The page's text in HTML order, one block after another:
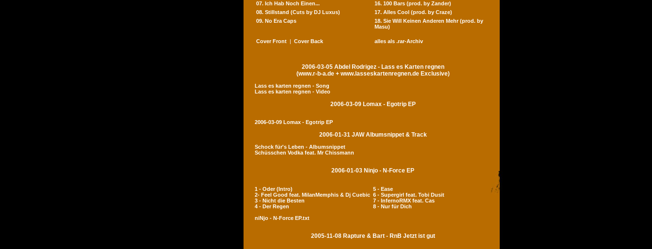
07. Ich Hab Noch Einen...
16. 100 Bars (prod. by Zander)
08. Stillstand (Cuts by DJ Luxus)
17. Alles Cool (prod. by Craze)
09. No Era Caps
18. Sie Will Keinen Anderen Mehr (prod. by
Masu)
Cover Front | Cover Back alles als .rar-Archiv
2006-03-05 Abdel Rodrigez - Lass es Karten regnen
(www.r-b-a.de + www.lasseskartenregnen.de Exclusive)
Lass es karten regnen - Song
Lass es karten regnen - Video
2006-03-09 Lomax - Egotrip EP
2006-03-09 Lomax - Egotrip EP
2006-01-31 JAW Albumsnippet & Track
Schock für's Leben - Albumsnippet
Schüsschen Vodka feat. Mr Chissmann
2006-01-03 Ninjo - N-Force EP
1 - Oder (Intro)
5 - Ease
2- Feel Good feat. MilanMemphis & Dj Cuebic 6 - Supergirl feat. Tobi Dusit
3 - Nicht die Besten
7 - InfernoRMX feat. Cas
4 - Der Regen
8 - Nur für Dich
niNjo - N-Force EP.txt
2005-11-08 Rapture & Bart - RnB Jetzt ist gut